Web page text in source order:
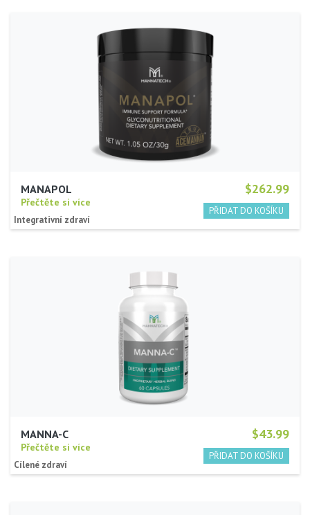
$262.99
MANAPOL
Přečtěte si více
Integrativní zdraví
$43.99
MANNA-C
Přečtěte si více
Cílené zdraví